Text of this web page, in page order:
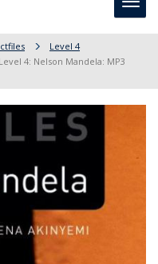
Level 4
4: Nelson Mandela: MP3